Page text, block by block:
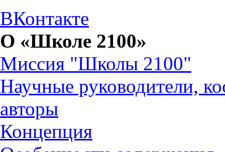
ВКонтакте
О «Школе 2100»
Миссия "Школы 2100"
Научные руководители,
авторы
Концепция